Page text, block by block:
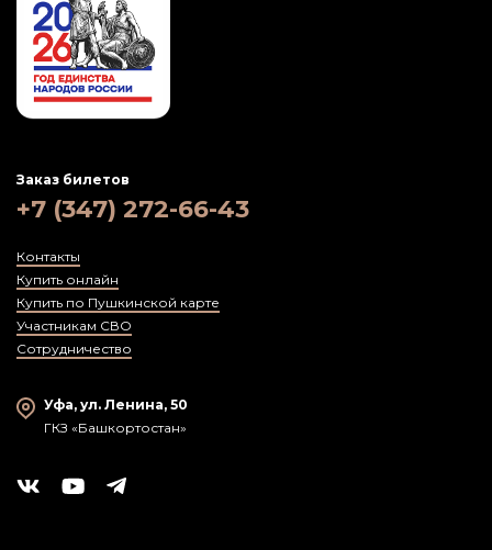
Заказ билетов
+7 (347) 272-66-43
Контакты
Купить онлайн
Купить по Пушкинской карте
Участникам СВО
Сотрудничество
Уфа, ул. Ленина, 50
ГКЗ «Башкортостан»